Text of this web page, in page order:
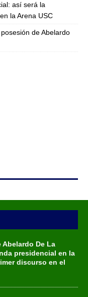
así será la
la Arena USC
de Abelardo
De La
presidencial en la
discurso en el